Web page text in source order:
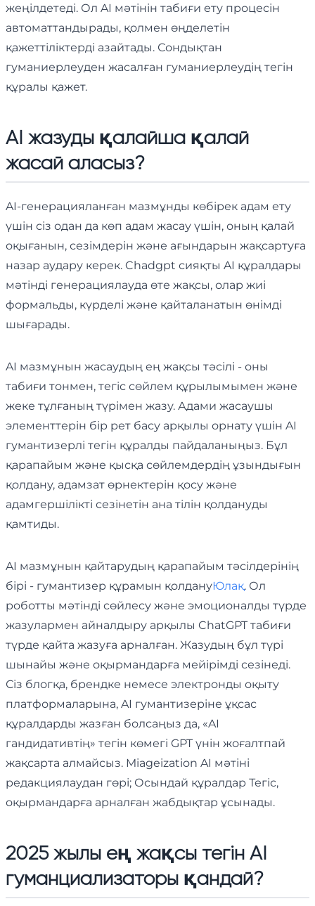
жеңілдетеді. Ол AI мәтінін табиғи ету процесін
автоматтандырады, қолмен өңделетін
қажеттіліктерді азайтады. Сондықтан
гуманиерлеуден жасалған гуманиерлеудің тегін
құралы қажет.
AI жазуды қалайша қалай
жасай аласыз?
AI-генерацияланған мазмұнды көбірек адам ету
үшін сіз одан да көп адам жасау үшін, оның қалай
оқығанын, сезімдерін және ағындарын жақсартуға
назар аудару керек. Chadgpt сияқты AI құралдары
мәтінді генерациялауда өте жақсы, олар жиі
формальды, күрделі және қайталанатын өнімді
шығарады.
AI мазмұнын жасаудың ең жақсы тәсілі - оны
табиғи тонмен, тегіс сөйлем құрылымымен және
жеке тұлғаның түрімен жазу. Адами жасаушы
элементтерін бір рет басу арқылы орнату үшін AI
гумантизерлі тегін құралды пайдаланыңыз. Бұл
қарапайым және қысқа сөйлемдердің ұзындығын
қолдану, адамзат өрнектерін қосу және
адамгершілікті сезінетін ана тілін қолдануды
қамтиды.
AI мазмұнын қайтарудың қарапайым тәсілдерінің
бірі - гумантизер құрамын қолдануЮлақ. Ол
роботты мәтінді сөйлесу және эмоционалды түрде
жазулармен айналдыру арқылы ChatGPT табиғи
түрде қайта жазуға арналған. Жазудың бұл түрі
шынайы және оқырмандарға мейірімді сезінеді.
Сіз блогқа, брендке немесе электронды оқыту
платформаларына, AI гумантизеріне ұқсас
құралдарды жазған болсаңыз да, «AI
гандидативтің» тегін көмегі GPT үнін жоғалтпай
жақсарта алмайсыз. Miageization AI мәтіні
редакциялаудан гөрі; Осындай құралдар Тегіс,
оқырмандарға арналған жабдықтар ұсынады.
2025 жылы ең жақсы тегін AI
гуманциализаторы қандай?